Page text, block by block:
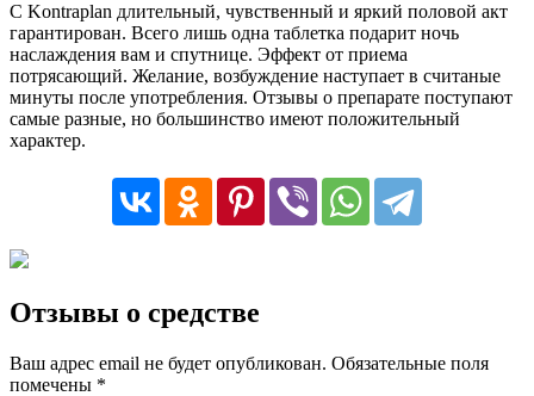
С Kontraplan длительный, чувственный и яркий половой акт
гарантирован. Всего лишь одна таблетка подарит ночь
наслаждения вам и спутнице. Эффект от приема
потрясающий. Желание, возбуждение наступает в считаные
минуты после употребления. Отзывы о препарате поступают
самые разные, но большинство имеют положительный
характер.
Отзывы о средстве
Ваш адрес email не будет опубликован. Обязательные поля
помечены *